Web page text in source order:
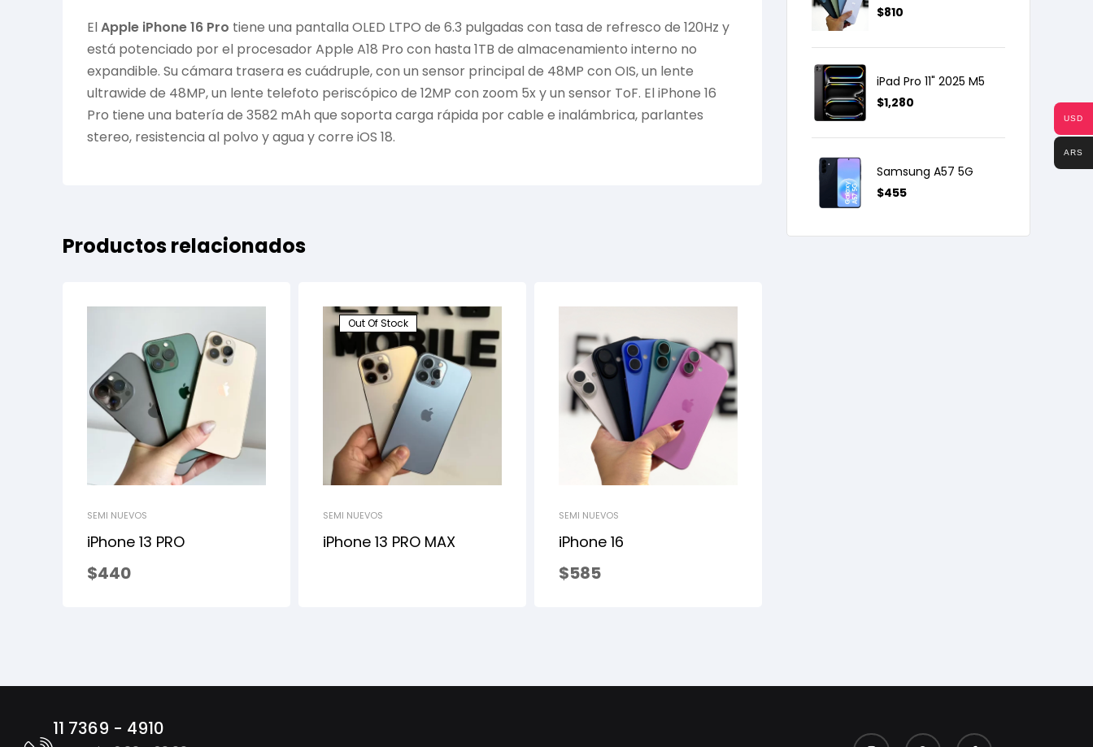
ElApple iPhone 16 Pro tiene una pantalla OLED LTPO de 6.3 pulgadas con tasa de refresco de 120Hz y
está potenciado por el procesador Apple A18 Pro con hasta 1TB de almacenamiento interno no
expandible. Su cámara trasera es cuádruple, con un sensor principal de 48MP con OIS, un lente
ultrawide de 48MP, un lente telefoto periscópico de 12MP con zoom 5x y un sensor ToF. El iPhone 16
Pro tiene una batería de 3582 mAh que soporta carga rápida por cable e inalámbrica, parlantes
stereo, resistencia al polvo y agua y corre iOS 18.
Productos relacionados
SEMI NUEVOS
iPhone 13 PRO
$440
Out Of Stock
SEMI NUEVOS
iPhone 13 PRO MAX
SEMI NUEVOS
iPhone 16
$585
$810
iPad Pro 11" 2025 M5
$1,280
Samsung A57 5G
$455
11 7369 - 4910
USD
ARS